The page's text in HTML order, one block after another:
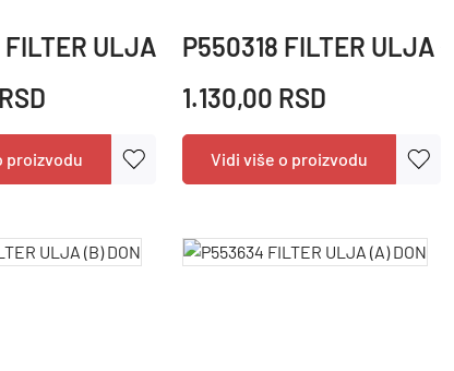
ULJA (B)(K) DON
proizvodu
P550318 FILTER ULJA
1.130,00 RSD
Vidi više o proizvodu